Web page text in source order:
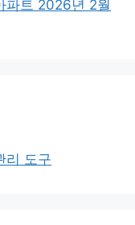
파트 2026년 2월
리 도구